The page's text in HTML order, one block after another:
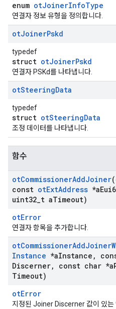
enum otJoinerInfoType
연결자 정보 유형을 정의합니다.
otJoinerPskd
typedef
struct otJoinerPskd
연결자 PSKd를 나타냅니다.
otSteeringData
typedef
struct otSteeringData
조정 데이터를 나타냅니다.
함수
otCommissionerAddJoiner(
const otExtAddress *a
uint32 t aTimeout)
otError
연결자 항목을 추가합니다.
otCommissionerAddJoiner
Instance *aInstance ,
Discerner, const char *a
Timeout)
otError
지정된 Joiner Discerner 값이 있는